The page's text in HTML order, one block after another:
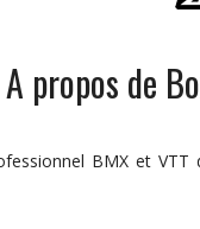
A propos de
BMX et VTT